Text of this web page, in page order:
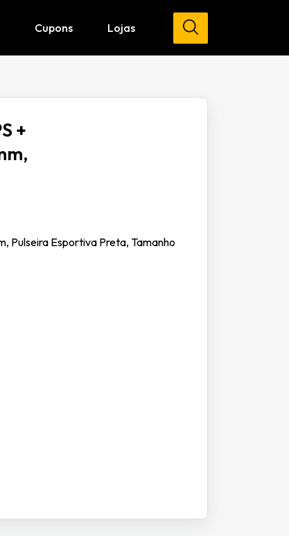
Cupons Lojas
+
Pulseira Esportiva Preta, Tamanho